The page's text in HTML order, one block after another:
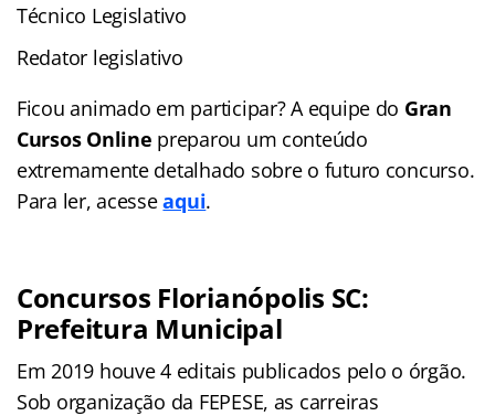
Técnico Legislativo
Redator legislativo
Ficou animado em participar? A equipe do Gran
Cursos Online preparou um conteúdo
extremamente detalhado sobre o futuro concurso.
Para ler, acesseaqui.
Concursos Florianópolis SC:
Prefeitura Municipal
Em 2019 houve 4 editais publicados pelo o órgão.
Sob organização da FEPESE, as carreiras